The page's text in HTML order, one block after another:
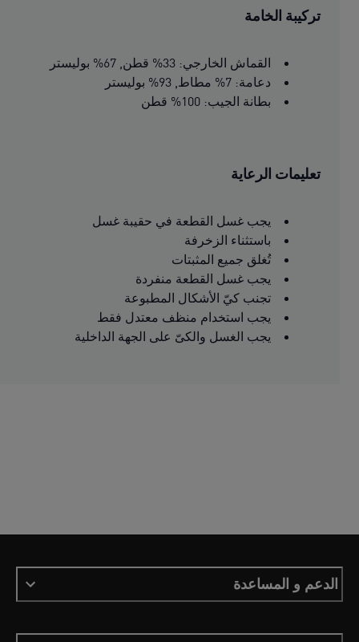
تركيبة الخامة
القماش الخارجي: 33% قطن, 67% بوليستر
دعامة: 7% مطاط, 93% بوليستر
بطانة الجيب: 100% قطن
تعليمات الرعاية
يجب غسل القطعة في حقيبة غسل
باستثناء الزخرفة
تُغلق جميع المثبتات
يجب غسل القطعة منفردة
تجنب كيّ الأشكال المطبوعة
يجب استخدام منظف معتدل فقط
يجب الغسل والكىّ على الجهة الداخلية
الدعم و المساعدة